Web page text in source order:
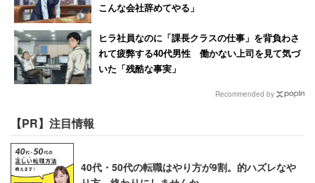
こんな会社辞めてやる」
ヒラ社員なのに「課長クラスの仕事」を背負わさ
れて疲弊する40代男性 働かない上司を見て気づ
いた「残酷な事実」
Recommended by
【PR】注目情報
40代・50代の転職はやり方が9割。的ハズレなや